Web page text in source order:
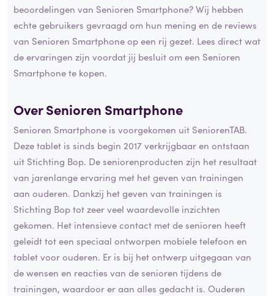
beoordelingen van Senioren Smartphone? Wij hebben
echte gebruikers gevraagd om hun mening en de reviews
van Senioren Smartphone op een rij gezet. Lees direct wat
de ervaringen zijn voordat jij besluit om een Senioren
Smartphone te kopen.
Over Senioren Smartphone
Senioren Smartphone is voorgekomen uit SeniorenTAB.
Deze tablet is sinds begin 2017 verkrijgbaar en ontstaan
uit Stichting Bop. De seniorenproducten zijn het resultaat
van jarenlange ervaring met het geven van trainingen
aan ouderen. Dankzij het geven van trainingen is
Stichting Bop tot zeer veel waardevolle inzichten
gekomen. Het intensieve contact met de senioren heeft
geleidt tot een speciaal ontworpen mobiele telefoon en
tablet voor ouderen. Er is bij het ontwerp uitgegaan van
de wensen en reacties van de senioren tijdens de
trainingen, waardoor er aan alles gedacht is. Ouderen